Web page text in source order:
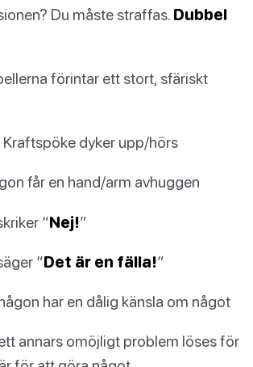
Du måste straffas. Dubbel
förintar ett stort, sfäriskt
Kraftspöke dyker upp/hörs
får en hand/arm avhuggen
“Nej!”
“Det är en fälla!”
har en dålig känsla om något
annars omöjligt problem löses för